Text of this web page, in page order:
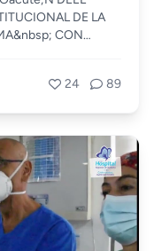
DE LA
CON
24 89